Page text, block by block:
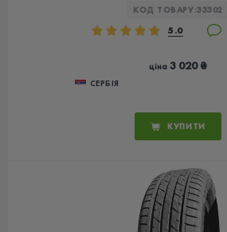
КОД ТОВАРУ:33302
5.0
ціна 3 020 ₴
СЕРБІЯ
КУПИТИ